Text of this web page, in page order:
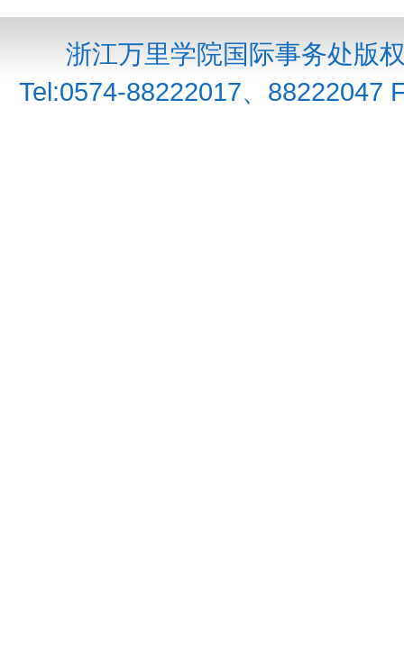
浙江万里学院国际事务处版
Tel:0574-88222017、88222047